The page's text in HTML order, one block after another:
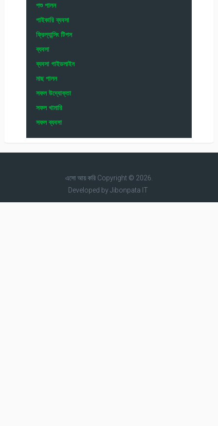
পশু পালন
পাইকারি ব্যবসা
ফ্রিল্যান্সিং টিপস
ব্যবসা
ব্যবসা গাইডলাইন
মাছ পালন
সফল উদ্যোক্তা
সফল খামারি
সফল ব্যবসা
এসো আয় করিCopyright © 2026.
Developed byJibonpata IT